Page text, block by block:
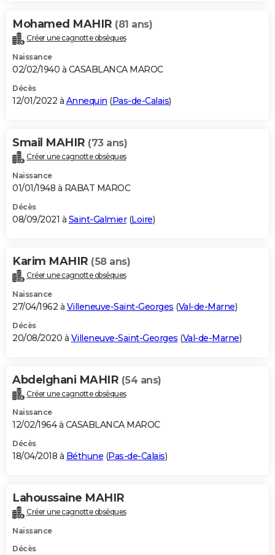
Carte de Noël
Carte Bonne année
Carte Saint-Valentin
Carte Pâques
Carte d'anniversaire
DICTIONNAIRE
Dictionnaire
Biographies
Citations
Expressions
Proverbes
PROGRAMME TV
S'inscrire
Se connecter
Lycées
Collèges
Primaires
Universités
Entreprises
Service militaire
Avis de recherche
AVIS DE DÉCÈS
Bricolage
Lifestyle
Culture
Sport
Auto
Television
Voyage
Cinema
Mohamed MAHIR (81 ans)
Créer une cagnotte obsèques
Naissance
02/02/1940 à CASABLANCA MAROC
Décès
12/01/2022 à Annequin (Pas-de-Calais)
Smail MAHIR (73 ans)
Créer une cagnotte obsèques
Naissance
01/01/1948 à RABAT MAROC
Décès
08/09/2021 à Saint-Galmier(Loire)
Karim MAHIR (58 ans)
Créer une cagnotte obsèques
Naissance
27/04/1962 à Villeneuve-Saint-Georges (Val-de-Marne)
Décès
20/08/2020 à Villeneuve-Saint-Georges (Val-de-Marne)
Abdelghani MAHIR (54 ans)
Créer une cagnotte obsèques
Naissance
12/02/1964 à CASABLANCA MAROC
Décès
18/04/2018 à Béthune (Pas-de-Calais)
Lahoussaine MAHIR
Créer une cagnotte obsèques
Naissance
Décès